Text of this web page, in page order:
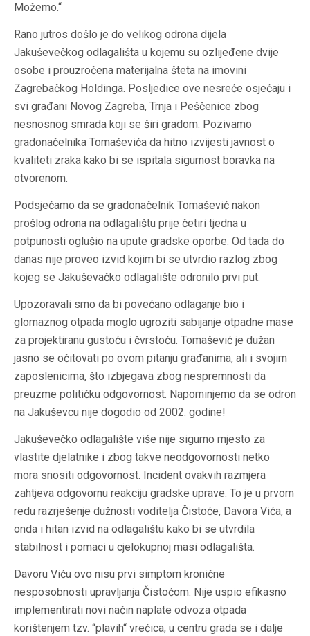
Možemo.“
Rano jutros došlo je do velikog odrona dijela
Jakuševečkog odlagališta u kojemu su ozlijeđene dvije
osobe i prouzročena materijalna šteta na imovini
Zagrebačkog Holdinga. Posljedice ove nesreće osjećaju i
svi građani Novog Zagreba, Trnja i Peščenice zbog
nesnosnog smrada koji se širi gradom. Pozivamo
gradonačelnika Tomaševića da hitno izvijesti javnost o
kvaliteti zraka kako bi se ispitala sigurnost boravka na
otvorenom.
Podsjećamo da se gradonačelnik Tomašević nakon
prošlog odrona na odlagalištu prije četiri tjedna u
potpunosti oglušio na upute gradske oporbe. Od tada do
danas nije proveo izvid kojim bi se utvrdio razlog zbog
kojeg se Jakuševačko odlagalište odronilo prvi put.
Upozoravali smo da bi povećano odlaganje bio i
glomaznog otpada moglo ugroziti sabijanje otpadne mase
za projektiranu gustoću i čvrstoću. Tomašević je dužan
jasno se očitovati po ovom pitanju građanima, ali i svojim
zaposlenicima, što izbjegava zbog nespremnosti da
preuzme političku odgovornost. Napominjemo da se odron
na Jakuševcu nije dogodio od 2002. godine!
Jakuševečko odlagalište više nije sigurno mjesto za
vlastite djelatnike i zbog takve neodgovornosti netko
mora snositi odgovornost. Incident ovakvih razmjera
zahtjeva odgovornu reakciju gradske uprave. To je u prvom
redu razrješenje dužnosti voditelja Čistoće, Davora Vića, a
onda i hitan izvid na odlagalištu kako bi se utvrdila
stabilnost i pomaci u cjelokupnoj masi odlagališta.
Davoru Viću ovo nisu prvi simptom kronične
nesposobnosti upravljanja Čistoćom. Nije uspio efikasno
implementirati novi način naplate odvoza otpada
korištenjem tzv. “plavih“ vrećica, u centru grada se i dalje